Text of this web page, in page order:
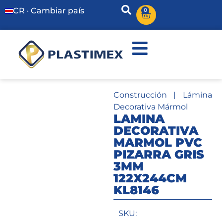
CR · Cambiar país 0
Construcción | Lámina
Decorativa Mármol
LAMINA
DECORATIVA
MARMOL PVC
PIZARRA GRIS
3MM
122X244CM
KL8146
SKU: